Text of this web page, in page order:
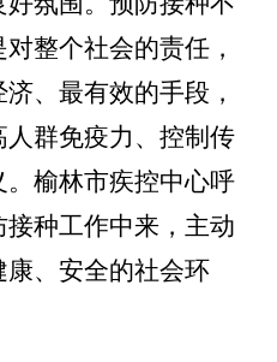
整个社会的责任，
、最有效的手段，
群免疫力、控制传
榆林市疾控中心呼
种工作中来，主动
、安全的社会环